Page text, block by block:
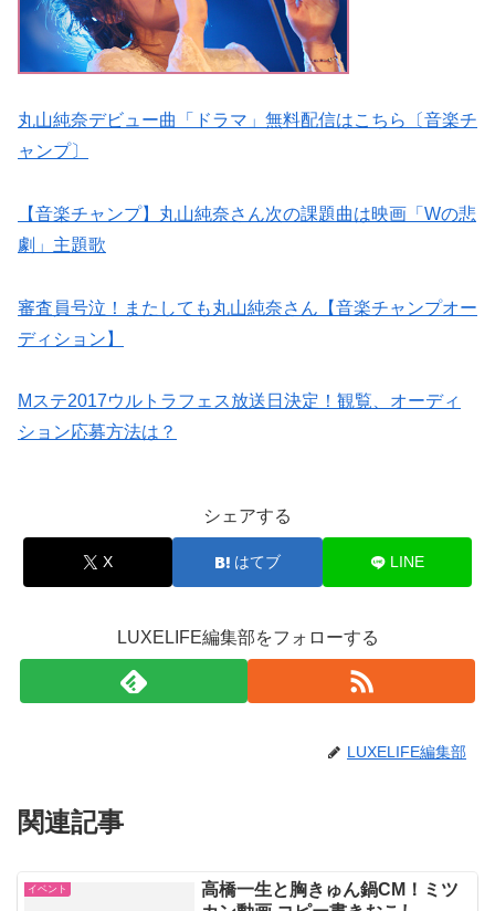
丸山純奈デビュー曲「ドラマ」無料配信はこちら〔音楽チ
ャンプ〕
【音楽チャンプ】丸山純奈さん次の課題曲は映画「Wの悲
劇」主題歌
審査員号泣！またしても丸山純奈さん【音楽チャンプオー
ディション】
Mステ2017ウルトラフェス放送日決定！観覧、オーディ
ション応募方法は？
シェアする
X はてブ LINE
LUXELIFE編集部をフォローする
LUXELIFE編集部
関連記事
イベント
高橋一生と胸きゅん鍋CM！ミツ